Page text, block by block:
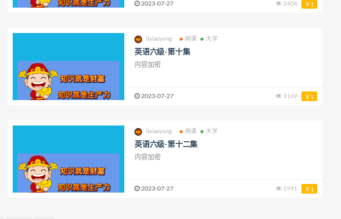
2023-07-27 2404 ￥1
lixiaoyong 网课 大学
英语六级-第十集
内容加密
2023-07-27 3169 ￥1
lixiaoyong 网课 大学
英语六级-第十二集
内容加密
2023-07-27 1991 ￥1